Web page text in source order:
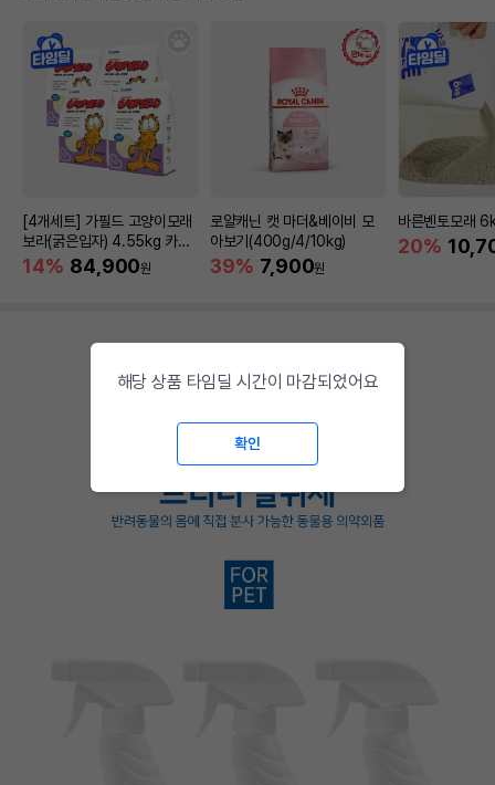
[4개세트] 가필드 고양이모래
보라(굵은입자) 4.55kg 카사
바모래
14% 84,900원
로얄캐닌 캣 마더&베이비 모
아보기(400g/4/10kg)
39% 7,900원
바른벤토모래
20%
해당 상품 타임딜 시간이 마감되었어요
확인